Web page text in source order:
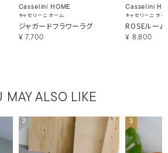
Casselini HOME
キャセリーニ ホーム
ジャガードフラワーラグ
¥ 7,700
Casselini
キャセリーニ ホー
ROSEルーム
¥ 8,800
MAY ALSO LIKE
2 3